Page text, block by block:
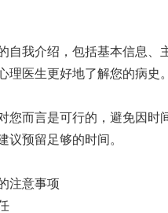
自我介绍，包括基本信息
理医生更好地了解您的病史。
您而言是可行的，避免因
议预留足够的时间。
注意事项